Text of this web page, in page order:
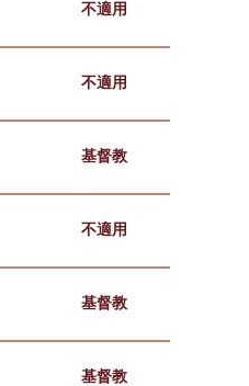
不適用
不適用
基督教
不適用
基督教
基督教